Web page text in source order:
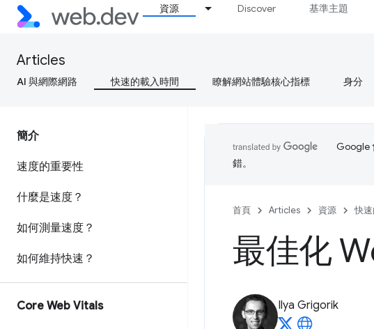
資源 Discover 基準主題
Articles
AI 與網際網路 快速的載入時間 瞭解網站體驗核心指標 身分
簡介
速度的重要性
什麼是速度？
如何測量速度？
如何維持快速？
Core Web Vitals
Google
錯。
首頁 Articles 資源 快
最佳化
Ilya Grigorik